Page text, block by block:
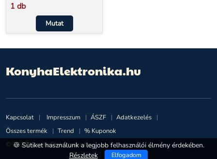
1 db
Mutat
KonyhaElektronika.hu
Kapcsolat Impresszum ÁSZF
Adatkezelés
Összes termék
Trend
% Kuponok
© 2026 KonyhaElektronika.hu
🍪 Sütiket használunk a legjobb felhasználói élmény érdekében.
Részletek
Elfogadom